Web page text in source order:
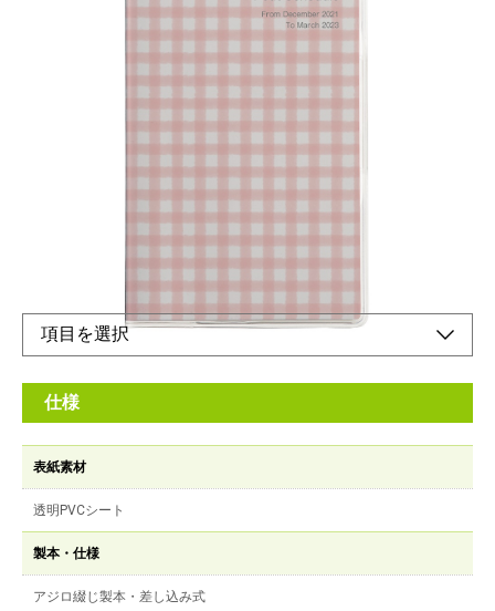
カラフルな定番スリムサイズ。
カレンダーとリンクさせるのに便利な、日曜始まりタイプです。
仕様
表紙素材
透明PVCシート
製本・仕様
アジロ綴じ製本・差し込み式